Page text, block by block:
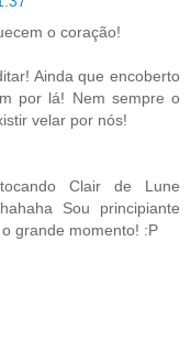
o coração!
Ainda que encoberto
por lá! Nem sempre o
velar por nós!
Clair de Lune
Sou principiante
grande momento! :P